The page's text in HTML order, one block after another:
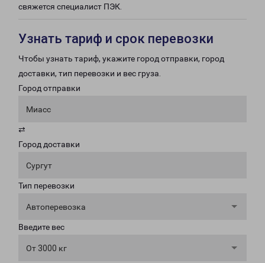
свяжется специалист ПЭК.
Узнать тариф и срок перевозки
Чтобы узнать тариф, укажите город отправки, город
доставки, тип перевозки и вес груза.
Город отправки
Миасс
⇄
Город доставки
Сургут
Тип перевозки
Автоперевозка
Введите вес
От 3000 кг